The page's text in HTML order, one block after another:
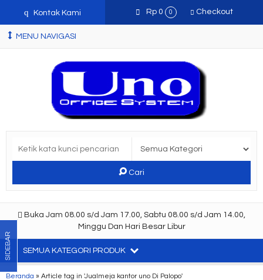
q Kontak Kami Rp 0 0 Checkout
MENU NAVIGASI
Cari
Buka Jam 08.00 s/d Jam 17.00, Sabtu 08.00 s/d Jam 14.00,
Minggu Dan Hari Besar Libur
SEMUA KATEGORI PRODUK
Beranda » Article tag in 'Jualmeja kantor uno Di Palopo'
SIDEBAR